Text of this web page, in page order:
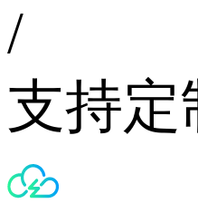
/
支持定